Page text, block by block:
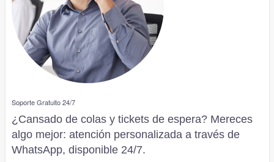
Soporte Gratuito 24/7
¿Cansado de colas y tickets de espera? Mereces
algo mejor: atención personalizada a través de
WhatsApp, disponible 24/7.